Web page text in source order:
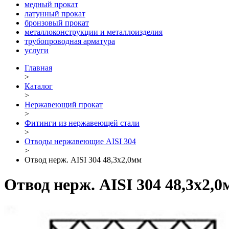
медный прокат
латунный прокат
бронзовый прокат
металлоконструкции и металлоизделия
трубопроводная арматура
услуги
Главная
>
Каталог
>
Нержавеющий прокат
>
Фитинги из нержавеющей стали
>
Отводы нержавеющие AISI 304
>
Отвод нерж. AISI 304 48,3х2,0мм
Отвод нерж. AISI 304